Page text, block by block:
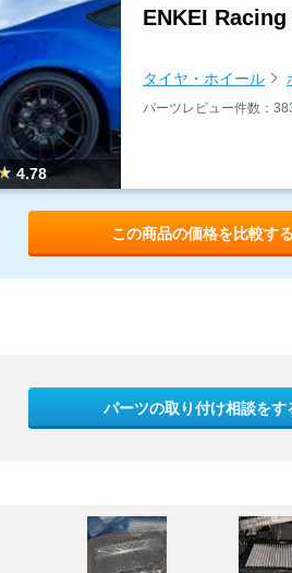
4.78
ENKEI Racing
タイヤ・ホイール
パーツレビュー件数：
この商品の価格を比較する
パーツの取り付け相談をす